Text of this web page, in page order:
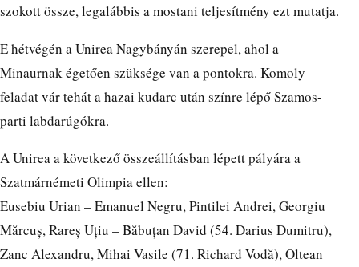
szokott össze, legalábbis a mostani teljesítmény ezt mutatja.
E hétvégén a Unirea Nagybányán szerepel, ahol a
Minaurnak égetően szüksége van a pontokra. Komoly
feladat vár tehát a hazai kudarc után színre lépő Szamos-
parti labdarúgókra.
A Unirea a következő összeállításban lépett pályára a
Szatmárnémeti Olimpia ellen:
Eusebiu Urian – Emanuel Negru, Pintilei Andrei, Georgiu
Mărcuș, Rareș Uțiu – Băbuțan David (54. Darius Dumitru),
Zanc Alexandru, Mihai Vasile (71. Richard Vodă), Oltean